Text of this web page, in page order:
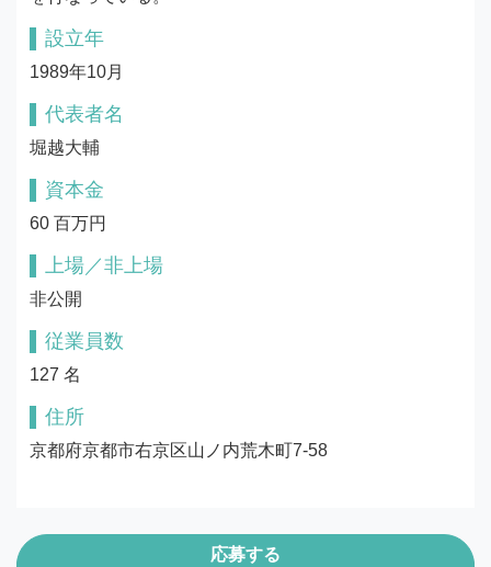
設立年
1989年10月
代表者名
堀越大輔
資本金
60 百万円
上場／非上場
非公開
従業員数
127 名
住所
京都府京都市右京区山ノ内荒木町7-58
応募する